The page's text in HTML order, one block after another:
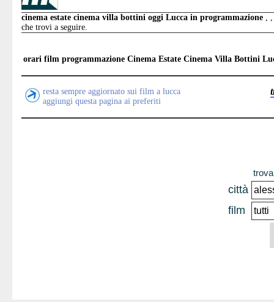
cinema estate cinema villa bottini oggi Lucca in programmazione ,
che trovi a seguire.
orari film programmazione Cinema Estate Cinema Villa Bottini
resta sempre aggiornato sui film a lucca
aggiungi questa pagina ai preferiti
città
film